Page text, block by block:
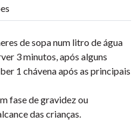
de sopa num litro de água
3 minutos, após alguns
1 chávena após as principais
fase de gravidez ou
das crianças.